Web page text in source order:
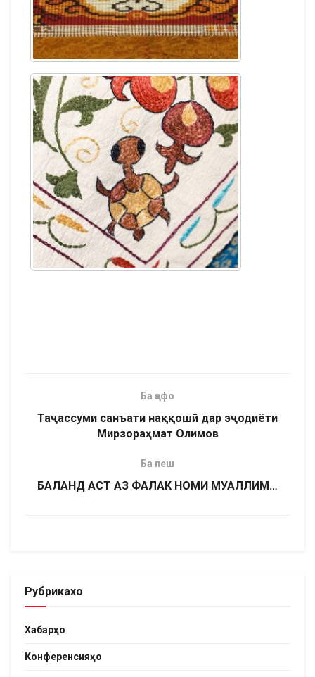
Ба қафо
Таҷассуми санъати наққошӣ дар эҷодиёти
Мирзораҳмат Олимов
Ба пеш
БАЛАНД АСТ АЗ ФАЛАК НОМИ МУАЛЛИМ…
Рубрикахо
Хабарҳо
Конференсияҳо